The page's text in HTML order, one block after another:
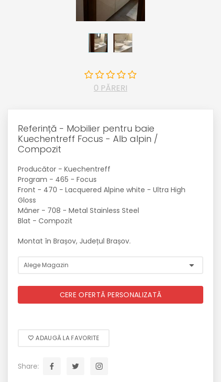
0 PĂRERI
Referință - Mobilier pentru baie
Kuechentreff Focus - Alb alpin /
Compozit
Producător - Kuechentreff
Program - 465 - Focus
Front - 470 - Lacquered Alpine white - Ultra High
Gloss
Mâner - 708 - Metal Stainless Steel
Blat - Compozit
Montat în Brașov, Județul Brașov.
CERE OFERTĂ PERSONALIZATĂ
ADAUGĂ LA FAVORITE
Share: